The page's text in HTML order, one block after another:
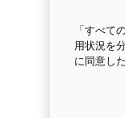
「すべて
用状況を
に同意し